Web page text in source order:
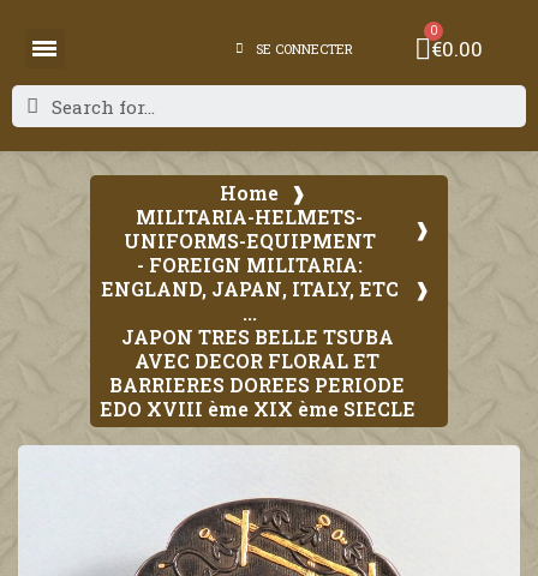
SE CONNECTER €0.00
Home
MILITARIA-HELMETS-
UNIFORMS-EQUIPMENT
- FOREIGN MILITARIA:
ENGLAND, JAPAN, ITALY, ETC
...
JAPON TRES BELLE TSUBA
AVEC DECOR FLORAL ET
BARRIERES DOREES PERIODE
EDO XVIII ème XIX ème SIECLE